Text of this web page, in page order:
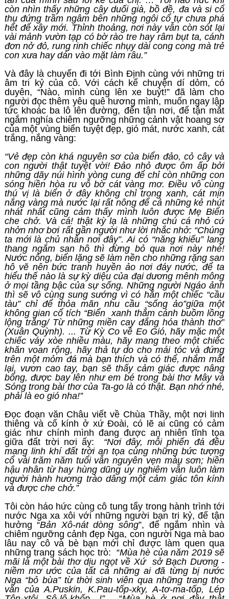
còn nhìn thấy những cây duối già, bồ đề, đa và si cổ
thụ đứng trầm ngâm bên những ngôi cổ tự chưa phá
hết để xây mới. Thỉnh thoảng, nơi này vẫn còn sót lại
vài mảnh vườn tạp có bờ rào tre hay râm bụt ta, cánh
đơn nở đỏ, rung rinh chiếc nhụy dài cong cong mà trẻ
con xưa hay dán vào mặt làm râu.”
Và đây là chuyến đi tới Bình Định cùng với những tri
âm tri kỷ của cô. Với cách kể chuyện dí dỏm, có
duyên, “Nào, mình cùng lên xe buýt!” đã làm cho
người đọc thêm yêu quê hương mình, muốn ngay lập
tức khoác ba lô lên đường, đến tận nơi, để tận mắt
ngắm nghía chiêm ngưỡng những cảnh vật hoang sơ
của một vùng biển tuyệt đẹp, gió mát, nước xanh, cát
trắng, nắng vàng:
“Vẻ đẹp còn khá nguyên sơ của biển đảo, cỏ cây và
con người thật tuyệt vời! Đảo nhỏ được ôm ấp bởi
những dãy núi hình vòng cung để chỉ còn những con
sóng hiền hòa ru vỗ bờ cát vàng mơ. Điều vô cùng
thú vị là biển ở đây không chỉ trong xanh, cát mịn
nắng vàng mà nước lại rất nông để cả những kẻ nhút
nhát nhất cũng cảm thấy mình luôn được Mẹ Biển
che chở. Và cá! thật kỳ lạ là những chú cá nhỏ cứ
nhởn nhơ bơi rất gần người như lời nhắc nhở: “Chúng
ta mới là chủ nhân nơi đây”. Ai có “năng khiếu” lang
thang ngắm san hô thì đừng bỏ qua nơi này nhé!
Nước nông, biển lặng sẽ làm nền cho những rặng san
hô vẽ nên bức tranh huyền ảo nơi đáy nước, để ta
hiểu thế nào là sự kỳ diệu của đại dương mênh mông
ở mọi tầng bậc của sự sống. Những người Ngáo ảnh
thì sẽ vô cùng sung sướng vì có hẳn một chiếc “cầu
tàu” chỉ để thỏa mãn nhu cầu “sống ảo”giữa một
không gian cổ tích “Biển xanh thẳm cánh buồm lồng
lộng trắng/ Từ những miền cay đắng hóa thành thơ”
(Xuân Quỳnh). ... Từ Kỳ Co về Eo Gió, hãy mặc một
chiếc váy xòe nhiều màu, hãy mang theo một chiếc
khăn voan rộng, hãy thả tự do cho mái tóc và đứng
trên một mỏm đá mà bạn thích và có thể, nhắm mắt
lại, vươn cao tay, bạn sẽ thấy cảm giác được nâng
bổng, được bay lên như em bé trong bài thơ Mây và
Sóng trong bài thơ của Ta-go là có thật. Bạn nhớ nhé,
phải là eo gió nha!”
Đọc đoạn văn Châu viết về Chùa Thầy, một nơi linh
thiêng và cổ kính ở xứ Đoài, có lẽ ai cũng có cảm
giác như chính mình đang được an nhiên tĩnh tọa
giữa đất trời nơi ấy: “Nơi đây, mỗi phiến đá đều
mang linh khí đất trời an tọa cùng những bức tượng
cổ vài trăm năm tuổi vẫn nguyên vẹn màu sơn; hiền
hậu nhân từ hay hùng dũng uy nghiêm vẫn luôn làm
người hành hương trào dâng một cảm giác tôn kính
và được che chở.”
Tôi còn háo hức cùng cô tung tẩy trong hành trình tới
nước Nga xa xôi với những người bạn tri kỷ, để tận
hưởng “Bản Xô-nát dòng sông”, để ngắm nhìn và
chiêm ngưỡng cảnh đẹp Nga, con người Nga mà bao
lâu nay cô và bè bạn mới chỉ được làm quen qua
những trang sách học trò: “Mùa hè của năm 2019 sẽ
mãi là một bài thơ dịu ngọt về Xứ sở Bạch Dương -
niềm mơ ước của tất cả những ai đã từng bị nước
Nga “bỏ bùa” từ thời sinh viên qua những trang thơ
văn của A.Puskin, K.Pau-tốp-xky, A-tơ-ma-tốp, Lép